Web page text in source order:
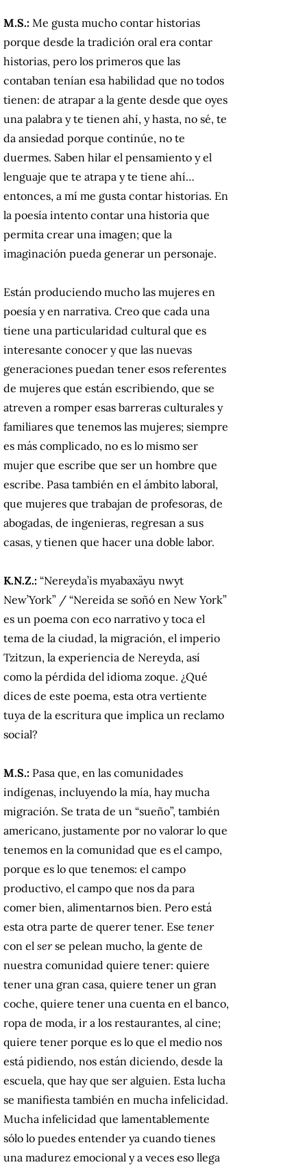
M.S.: Me gusta mucho contar historias
porque desde la tradición oral era contar
historias, pero los primeros que las
contaban tenían esa habilidad que no todos
tienen: de atrapar a la gente desde que oyes
una palabra y te tienen ahí, y hasta, no sé, te
da ansiedad porque continúe, no te
duermes. Saben hilar el pensamiento y el
lenguaje que te atrapa y te tiene ahí…
entonces, a mí me gusta contar historias. En
la poesía intento contar una historia que
permita crear una imagen; que la
imaginación pueda generar un personaje.
Están produciendo mucho las mujeres en
poesía y en narrativa. Creo que cada una
tiene una particularidad cultural que es
interesante conocer y que las nuevas
generaciones puedan tener esos referentes
de mujeres que están escribiendo, que se
atreven a romper esas barreras culturales y
familiares que tenemos las mujeres; siempre
es más complicado, no es lo mismo ser
mujer que escribe que ser un hombre que
escribe. Pasa también en el ámbito laboral,
que mujeres que trabajan de profesoras, de
abogadas, de ingenieras, regresan a sus
casas, y tienen que hacer una doble labor.
K.N.Z.: “Nereyda’is myabaxäyu nwyt
New’York” / “Nereida se soñó en New York”
es un poema con eco narrativo y toca el
tema de la ciudad, la migración, el imperio
Tzitzun, la experiencia de Nereyda, así
como la pérdida del idioma zoque. ¿Qué
dices de este poema, esta otra vertiente
tuya de la escritura que implica un reclamo
social?
M.S.: Pasa que, en las comunidades
indígenas, incluyendo la mía, hay mucha
migración. Se trata de un “sueño”, también
americano, justamente por no valorar lo que
tenemos en la comunidad que es el campo,
porque es lo que tenemos: el campo
productivo, el campo que nos da para
comer bien, alimentarnos bien. Pero está
esta otra parte de querer tener. Ese tener
con el serse pelean mucho, la gente de
nuestra comunidad quiere tener: quiere
tener una gran casa, quiere tener un gran
coche, quiere tener una cuenta en el banco,
ropa de moda, ir a los restaurantes, al cine;
quiere tener porque es lo que el medio nos
está pidiendo, nos están diciendo, desde la
escuela, que hay que ser alguien. Esta lucha
se manifiesta también en mucha infelicidad.
Mucha infelicidad que lamentablemente
sólo lo puedes entender ya cuando tienes
una madurez emocional y a veces eso llega